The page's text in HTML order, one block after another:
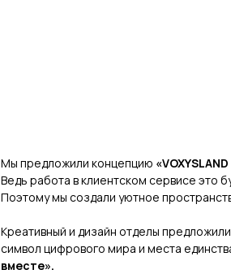
Мы предложили концепцию
Ведь работа в клиентском сервисе это
Поэтому мы создали уютное
Креативный и дизайн отделы
символ цифрового мира и места
вместе».